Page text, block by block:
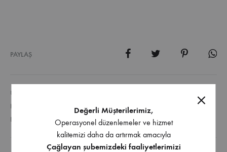
PAYLAŞ
ÜRÜN KODU
KATEGORILER
ANKASTRE ÜRÜNLER ,EVIYE ARMATÜRLER
ETIKETLER
ANKASTRE ÜRÜNLER EVIYE ARMATÜRLERI
Değerli Müşterilerimiz,
Operasyonel düzenlemeler ve hizmet
kalitemizi daha da artırmak amacıyla
Çağlayan şubemizdeki faaliyetlerimizi